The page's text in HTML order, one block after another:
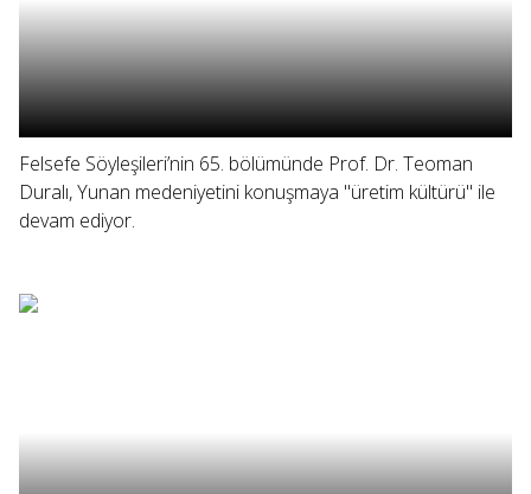
Felsefe Söyleşileri’nin 65. bölümünde Prof. Dr. Teoman
Duralı, Yunan medeniyetini konuşmaya "üretim kültürü" ile
devam ediyor.